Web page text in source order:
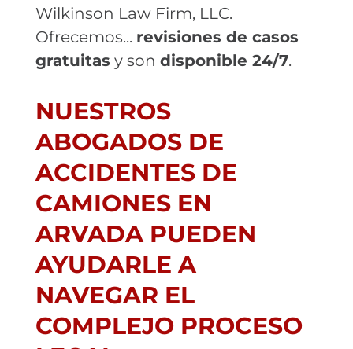
Wilkinson Law Firm, LLC.
Ofrecemos... revisiones de casos
gratuitas y son disponible 24/7.
NUESTROS
ABOGADOS DE
ACCIDENTES DE
CAMIONES EN
ARVADA PUEDEN
AYUDARLE A
NAVEGAR EL
COMPLEJO PROCESO